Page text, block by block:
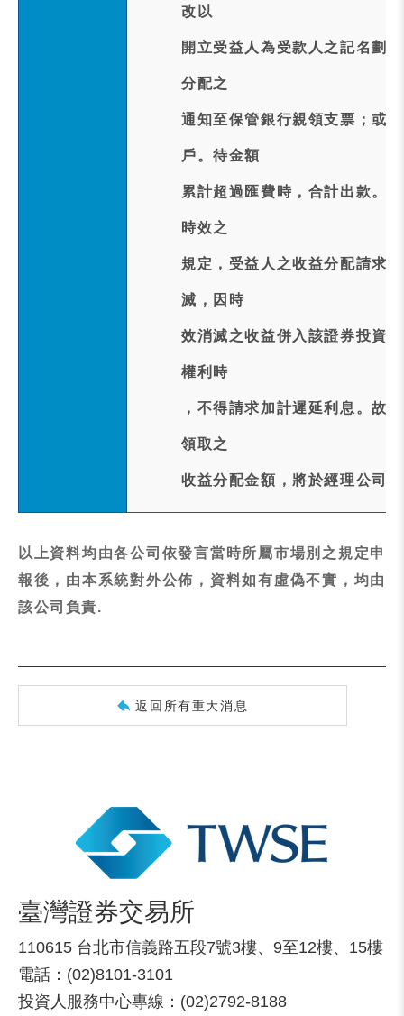
改以
開立受益人為受款人之記名劃
分配之
通知至保管銀行親領支票；或
戶。待金額
累計超過匯費時，合計出款。
時效之
規定，受益人之收益分配請求
滅，因時
效消滅之收益併入該證券投資
權利時
，不得請求加計遲延利息。故
領取之
收益分配金額，將於經理公司
以上資料均由各公司依發言當時所屬市場別之規定申
報後，由本系統對外公佈，資料如有虛偽不實，均由
該公司負責.
返回所有重大消息
臺灣證券交易所
110615 台北市信義路五段7號3樓、9至12樓、15樓
電話：(02)8101-3101
投資人服務中心專線：(02)2792-8188